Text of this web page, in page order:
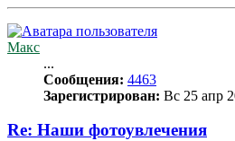
Макс
...
Сообщения: 4463
Зарегистрирован: Вс 25 апр
Re: Наши фотоувлечения